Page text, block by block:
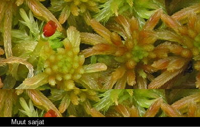
Muut sarjat